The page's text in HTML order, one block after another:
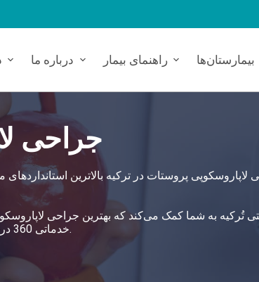
درباره ما راهنمای بیمار بیمارستان‌ها
جراحی
لاپاروسکوپی پروستات در ترکیه بالاترین
تُرکیه به شما کمک می‌کند که بهترین جراحی
خدماتی 360 درجه در تمامی حوزه‌های سلامتی از طریق بیمارستان‌های وابسته ارائه می‌دهد.